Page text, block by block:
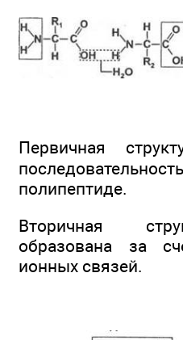
Первичная
полипептиде.
Вторичная
образована за
ионных связей.